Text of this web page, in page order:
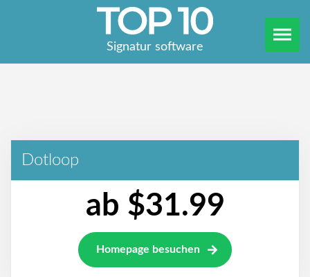
Signatur software
Dotloop
ab $31.99
Homepage besuchen